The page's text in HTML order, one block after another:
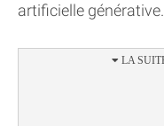
artificielle générative.